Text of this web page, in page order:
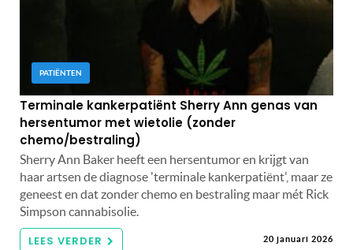
PATIËNTEN
Terminale kankerpatiënt Sherry Ann genas van
hersentumor met wietolie (zonder
chemo/bestraling)
Sherry Ann Baker heeft een hersentumor en krijgt van
haar artsen de diagnose 'terminale kankerpatiënt', maar ze
geneest en dat zonder chemo en bestraling maar mét Rick
Simpson cannabisolie.
LEES VERDER 20 januari 2026